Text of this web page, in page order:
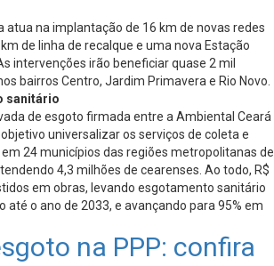
atua na implantação de 16 km de novas redes
de linha de recalque e uma nova Estação
intervenções irão beneficiar quase 2 mil
bairros Centro, Jardim Primavera e Rio Novo.
sanitário
de esgoto firmada entre a Ambiental Ceará
universalizar os serviços de coleta e
24 municípios das regiões metropolitanas de
4,3 milhões de cearenses. Ao todo, R$
em obras, levando esgotamento sanitário
até o ano de 2033, e avançando para 95% em
na PPP: confira